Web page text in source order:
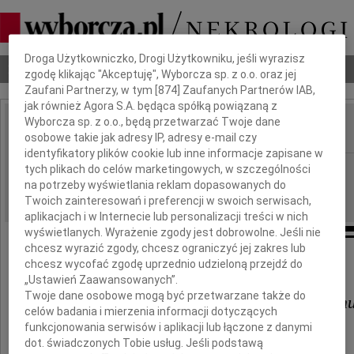
Nekrologi Odeszli Poradnik pogrzebowy
IMIĘ I NAZWISKO:
REGION: Płock
DATA EMISJI: 07.03.2023
Naszemu Koledze
Zbigniewowi
wyrazy szczerego i głębokiego współczucia
Dbamy o Twoją prywatność
Droga Użytkowniczko, Drogi Użytkowniku, jeśli wyrazisz
zgodę klikając "Akceptuję", Wyborcza sp. z o.o. oraz jej
Zaufani Partnerzy, w tym [874 ] Zaufanych Partnerów IAB,
jak również Agora S.A. będąca spółką powiązaną z
Wyborcza sp. z o.o., będą przetwarzać Twoje dane
osobowe takie jak adresy IP, adresy e-mail czy
identyfikatory plików cookie lub inne informacje zapisane w
tych plikach do celów marketingowych, w szczególności
na potrzeby wyświetlania reklam dopasowanych do
Twoich zainteresowań i preferencji w swoich serwisach,
aplikacjach i w Internecie lub personalizacji treści w nich
wyświetlanych. Wyrażenie zgody jest dobrowolne. Jeśli nie
chcesz wyrazić zgody, chcesz ograniczyć jej zakres lub
chcesz wycofać zgodę uprzednio udzieloną przejdź do
„Ustawień Zaawansowanych”.
Twoje dane osobowe mogą być przetwarzane także do
celów badania i mierzenia informacji dotyczących
funkcjonowania serwisów i aplikacji lub łączone z danymi
dot. świadczonych Tobie usług. Jeśli podstawą